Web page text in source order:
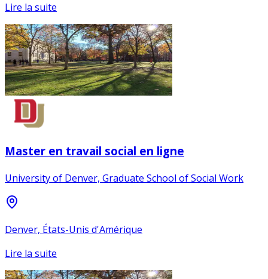
Lire la suite
Master en travail social en ligne
University of Denver, Graduate School of Social Work
Denver, États-Unis d'Amérique
Lire la suite